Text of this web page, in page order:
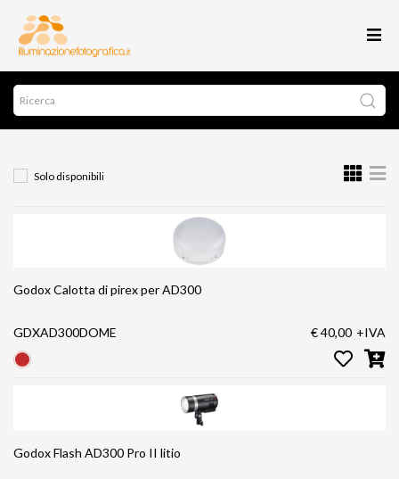
Solo disponibili
Godox Calotta di pirex per AD300
GDXAD300DOME € 40,00 +IVA
Godox Flash AD300 Pro II litio